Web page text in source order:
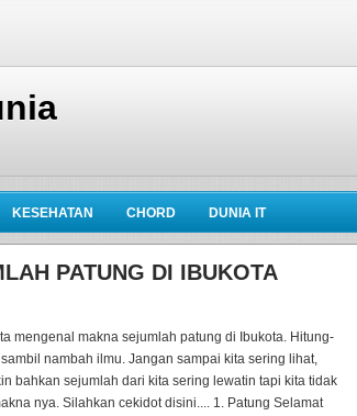
KESEHATAN CHORD DUNIA IT
PATUNG DI IBUKOTA
mengenal makna sejumlah patung di Ibukota. Hitung-
nambah ilmu. Jangan sampai kita sering lihat,
bahkan sejumlah dari kita sering lewatin tapi kita tidak
nya. Silahkan cekidot disini.... 1. Patung Selamat